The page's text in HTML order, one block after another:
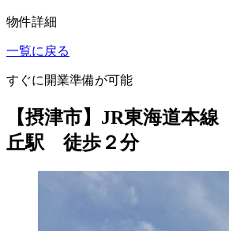
物件詳細
一覧に戻る
すぐに開業準備が可能
【摂津市】JR東海道本
丘駅 徒歩２分